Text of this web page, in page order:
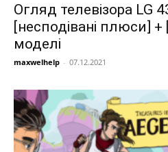
Огляд телевізора LG
[несподівані плюси] +
моделі
maxwelhelp - 07.12.2021